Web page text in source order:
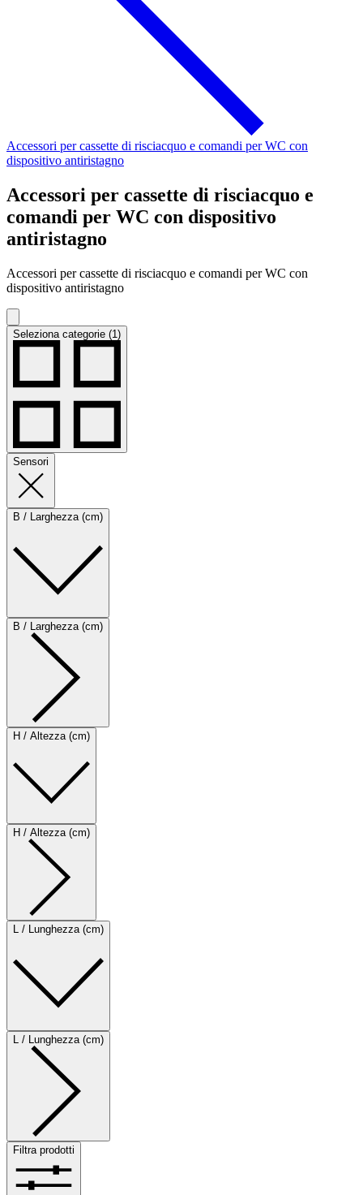
Accessori per cassette di risciacquo e comandi per WC con
dispositivo antiristagno
Accessori per cassette di risciacquo e
comandi per WC con dispositivo
antiristagno
Accessori per cassette di risciacquo e comandi per WC con
dispositivo antiristagno
Seleziona categorie (1)
Sensori
B / Larghezza (cm)
B / Larghezza (cm)
H / Altezza (cm)
H / Altezza (cm)
L / Lunghezza (cm)
L / Lunghezza (cm)
Filtra prodotti